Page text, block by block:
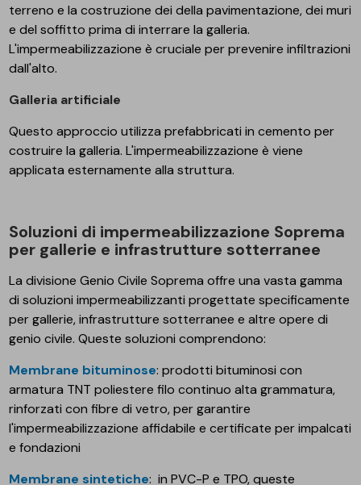
terreno e la costruzione dei della pavimentazione, dei muri
e del soffitto prima di interrare la galleria.
L'impermeabilizzazione è cruciale per prevenire infiltrazioni
dall'alto.
Galleria artificiale
Questo approccio utilizza prefabbricati in cemento per
costruire la galleria. L'impermeabilizzazione è viene
applicata esternamente alla struttura.
Soluzioni di impermeabilizzazione Soprema
per gallerie e infrastrutture sotterranee
La divisione Genio Civile Soprema offre una vasta gamma
di soluzioni impermeabilizzanti progettate specificamente
per gallerie, infrastrutture sotterranee e altre opere di
genio civile. Queste soluzioni comprendono:
Membrane bituminose: prodotti bituminosi con
armatura TNT poliestere filo continuo alta grammatura,
rinforzati con fibre di vetro, per garantire
l'impermeabilizzazione affidabile e certificate per impalcati
e fondazioni
Membrane sintetiche: in PVC-P e TPO, queste